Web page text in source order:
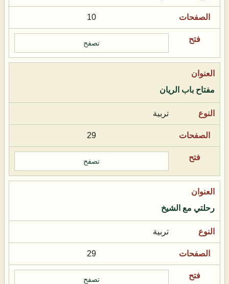
10
تصفح
مفتاح باب الريان
تربية
29
تصفح
رحلتي مع الشيخ
تربية
29
تصفح